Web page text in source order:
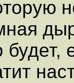
будет,